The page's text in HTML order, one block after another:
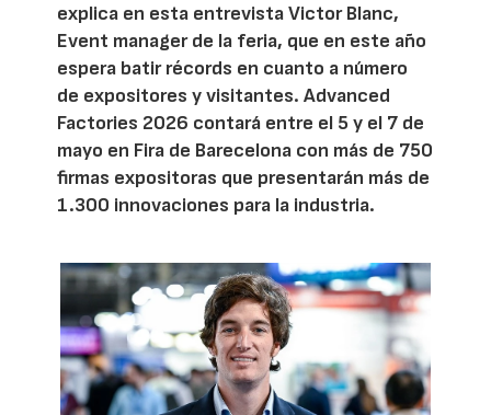
explica en esta entrevista Victor Blanc,
Event manager de la feria, que en este año
espera batir récords en cuanto a número
de expositores y visitantes. Advanced
Factories 2026 contará entre el 5 y el 7 de
mayo en Fira de Barecelona con más de 750
firmas expositoras que presentarán más de
1.300 innovaciones para la industria.